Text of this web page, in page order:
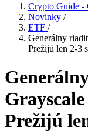
Crypto Guide -
Novinky /
ETF /
Generálny
Prežijú len 2-3
Prežijú